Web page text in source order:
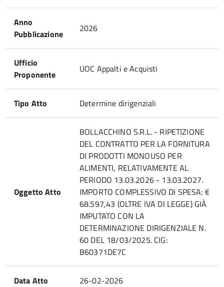
Anno
Pubblicazione
2026
Ufficio
Proponente
UOC Appalti e Acquisti
Tipo Atto Determine dirigenziali
Oggetto Atto
BOLLACCHINO S.R.L. - RIPETIZIONE
DEL CONTRATTO PER LA FORNITURA
DI PRODOTTI MONOUSO PER
ALIMENTI, RELATIVAMENTE AL
PERIODO 13.03.2026 - 13.03.2027.
IMPORTO COMPLESSIVO DI SPESA: €
68.597,43 (OLTRE IVA DI LEGGE) GIÀ
IMPUTATO CON LA
DETERMINAZIONE DIRIGENZIALE N.
60 DEL 18/03/2025. CIG:
B60371DE7C
Data Atto 26-02-2026